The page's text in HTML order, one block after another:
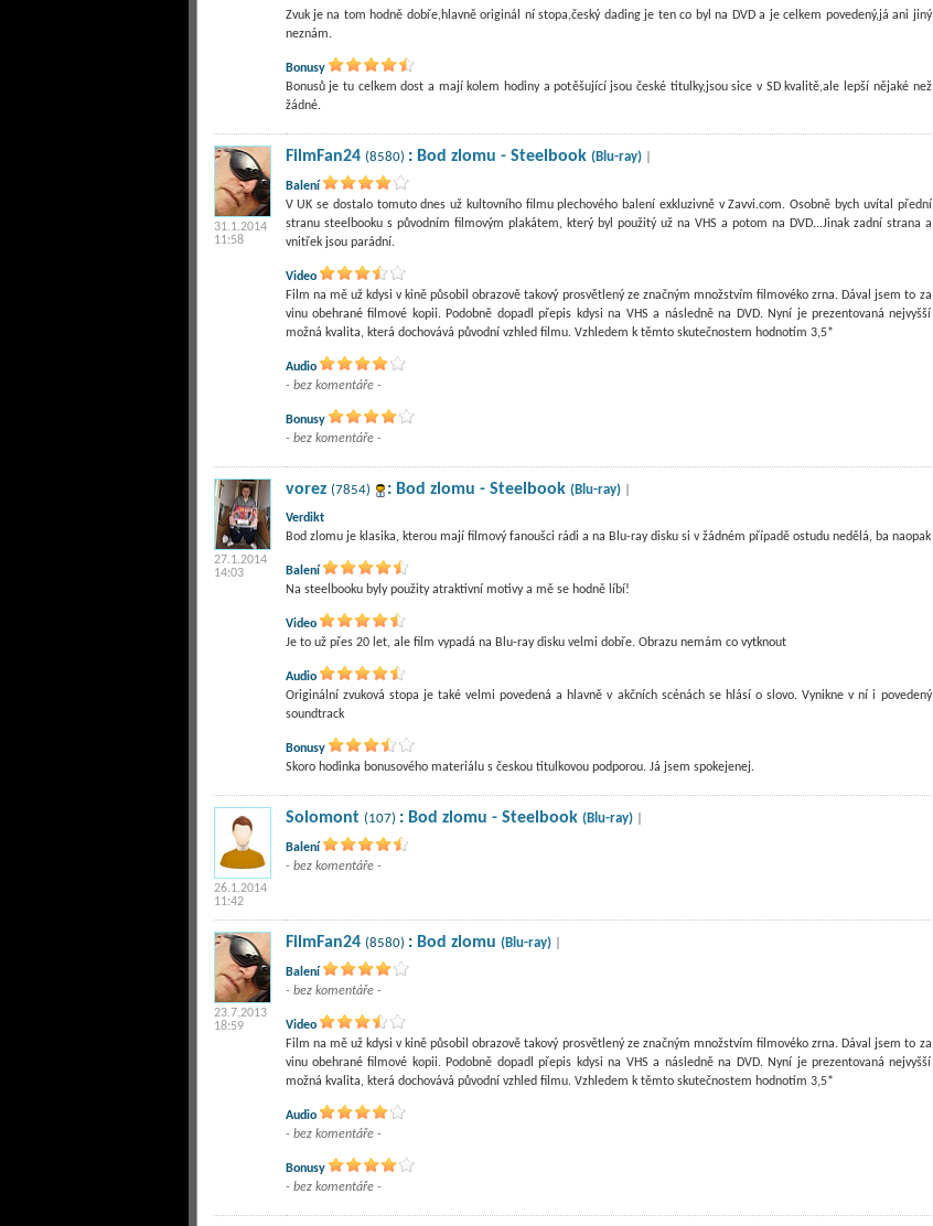
Zvuk je na tom hodně dobře,hlavně originál ní stopa,český dading je ten co byl na DVD a je celkem povedený,já ani jiný
neznám.
Bonusy
Bonusů je tu celkem dost a mají kolem hodiny a potěšující jsou české titulky,jsou sice v SD kvalitě,ale lepší nějaké než
žádné.
31.1.2014
11:58
FilmFan24 (8580) : Bod zlomu - Steelbook (Blu-ray)|
Balení
V UK se dostalo tomuto dnes už kultovního filmu plechového balení exkluzivně v Zavvi.com. Osobně bych uvítal přední
stranu steelbooku s původním filmovým plakátem, který byl použitý už na VHS a potom na DVD...Jinak zadní strana a
vnitřek jsou parádní.
Video
Film na mě už kdysi v kině působil obrazově takový prosvětlený ze značným množstvím filmovéko zrna. Dával jsem to za
vinu obehrané filmové kopii. Podobně dopadl přepis kdysi na VHS a následně na DVD. Nyní je prezentovaná nejvyšší
možná kvalita, která dochovává původní vzhled filmu. Vzhledem k těmto skutečnostem hodnotím 3,5*
Audio
- bez komentáře -
Bonusy
- bez komentáře -
27.1.2014
14:03
vorez (7854) : Bod zlomu - Steelbook (Blu-ray)|
Verdikt
Bod zlomu je klasika, kterou mají filmový fanoušci rádi a na Blu-ray disku si v žádném případě ostudu nedělá, ba naopak
Balení
Na steelbooku byly použity atraktivní motivy a mě se hodně líbí!
Video
Je to už přes 20 let, ale film vypadá na Blu-ray disku velmi dobře. Obrazu nemám co vytknout
Audio
Originální zvuková stopa je také velmi povedená a hlavně v akčních scénách se hlásí o slovo. Vynikne v ní i povedený
soundtrack
Bonusy
Skoro hodinka bonusového materiálu s českou titulkovou podporou. Já jsem spokejenej.
26.1.2014
11:42
Solomont (107) : Bod zlomu - Steelbook (Blu-ray)|
Balení
- bez komentáře -
23.7.2013
18:59
FilmFan24 (8580) : Bod zlomu (Blu-ray)|
Balení
- bez komentáře -
Video
Film na mě už kdysi v kině působil obrazově takový prosvětlený ze značným množstvím filmovéko zrna. Dával jsem to za
vinu obehrané filmové kopii. Podobně dopadl přepis kdysi na VHS a následně na DVD. Nyní je prezentovaná nejvyšší
možná kvalita, která dochovává původní vzhled filmu. Vzhledem k těmto skutečnostem hodnotím 3,5*
Audio
- bez komentáře -
Bonusy
- bez komentáře -